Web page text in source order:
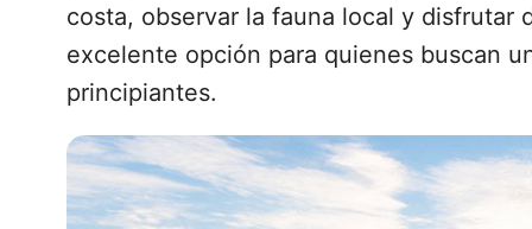
costa, observar la fauna local y disfrutar
excelente opción para quienes buscan
principiantes.